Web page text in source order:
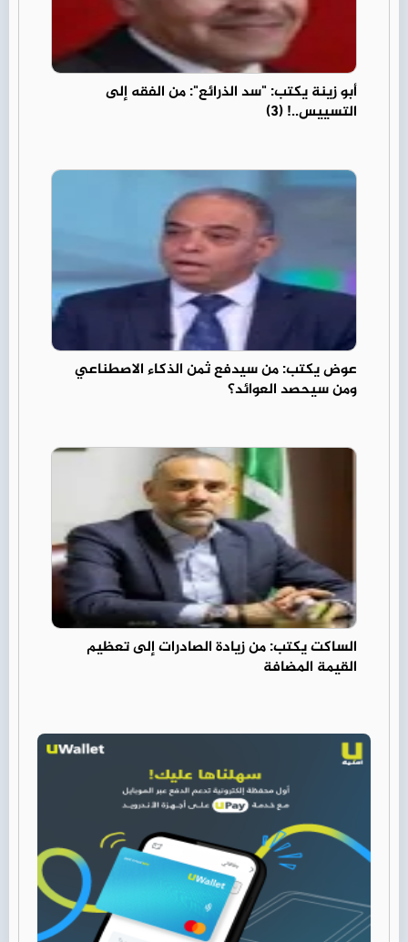
أبو زينة يكتب: "سد الذرائع": من الفقه إلى
التسييس..! (3)
عوض يكتب: من سيدفع ثمن الذكاء الاصطناعي
ومن سيحصد العوائد؟
الساكت يكتب: من زيادة الصادرات إلى تعظيم
القيمة المضافة